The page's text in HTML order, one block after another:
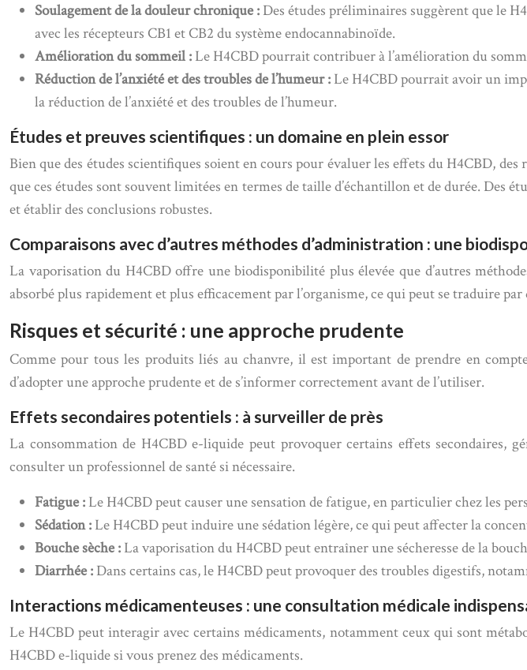
Soulagement de la douleur chronique : Des études préliminaires suggèrent que le
avec les récepteurs CB1 et CB2 du système endocannabinoïde.
Amélioration du sommeil : Le H4CBD pourrait contribuer à l’amélioration du
Réduction de l’anxiété et des troubles de l’humeur : Le H4CBD pourrait avoir un
la réduction de l’anxiété et des troubles de l’humeur.
Études et preuves scientifiques : un domaine en plein essor
Bien que des études scientifiques soient en cours pour évaluer les effets du H4CBD,
que ces études sont souvent limitées en termes de taille d’échantillon et de durée. Des
et établir des conclusions robustes.
Comparaisons avec d’autres méthodes d’administration : une
La vaporisation du H4CBD offre une biodisponibilité plus élevée que d’autres
absorbé plus rapidement et plus efficacement par l’organisme, ce qui peut se traduire
Risques et sécurité : une approche prudente
Comme pour tous les produits liés au chanvre, il est important de prendre en
d’adopter une approche prudente et de s’informer correctement avant de l’utiliser.
Effets secondaires potentiels : à surveiller de près
La consommation de H4CBD e-liquide peut provoquer certains effets
consulter un professionnel de santé si nécessaire.
Fatigue : Le H4CBD peut causer une sensation de fatigue, en particulier chez les
Sédation : Le H4CBD peut induire une sédation légère, ce qui peut affecter la
Bouche sèche : La vaporisation du H4CBD peut entraîner une sécheresse de la
Diarrhée : Dans certains cas, le H4CBD peut provoquer des troubles digestifs,
Interactions médicamenteuses : une consultation médicale
Le H4CBD peut interagir avec certains médicaments, notamment ceux qui sont
H4CBD e-liquide si vous prenez des médicaments.